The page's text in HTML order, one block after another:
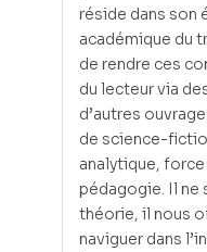
réside dans son
académique du
de rendre ces
du lecteur via
d’autres
de science-
analytique,
pédagogie. Il ne
théorie, il nous
naviguer dans